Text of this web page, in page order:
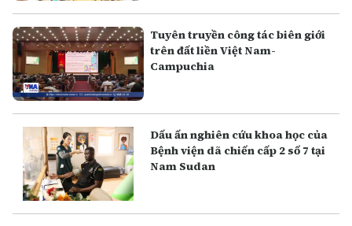
Tuyên truyền công tác biên giới
trên đất liền Việt Nam-
Campuchia
Dấu ấn nghiên cứu khoa học của
Bệnh viện dã chiến cấp 2 số 7 tại
Nam Sudan